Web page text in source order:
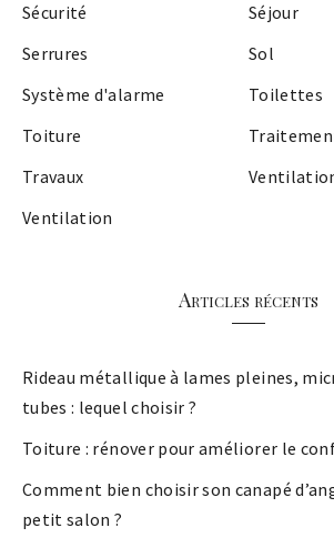
Sécurité
Séjour
Serrures
Sol
Système d'alarme
Toilettes
Toiture
Travaux
Ventilation
Articles récents
Rideau métallique à lames pleines,
tubes : lequel choisir ?
Toiture : rénover pour améliorer le
Comment bien choisir son canapé
petit salon ?